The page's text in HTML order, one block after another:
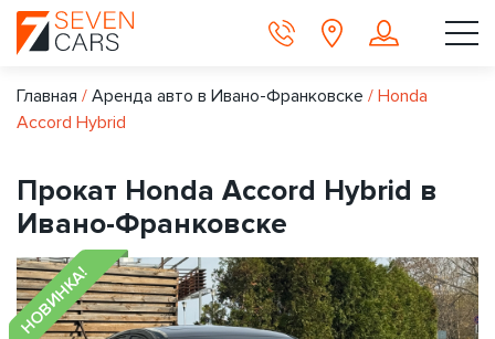
Главная / Аренда авто в Ивано-Франковске / Honda
Accord Hybrid
Прокат Honda Accord Hybrid в
Ивано-Франковске
НОВИНКА!